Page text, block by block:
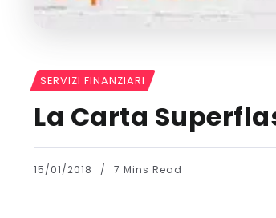
SERVIZI FINANZIARI
La Carta
15/01/2018 7 Mins Read